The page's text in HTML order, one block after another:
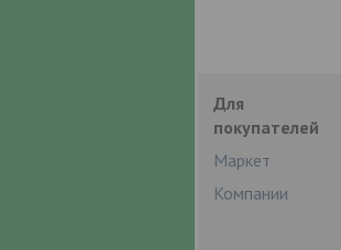
Для
покупателей
Маркет
Компании